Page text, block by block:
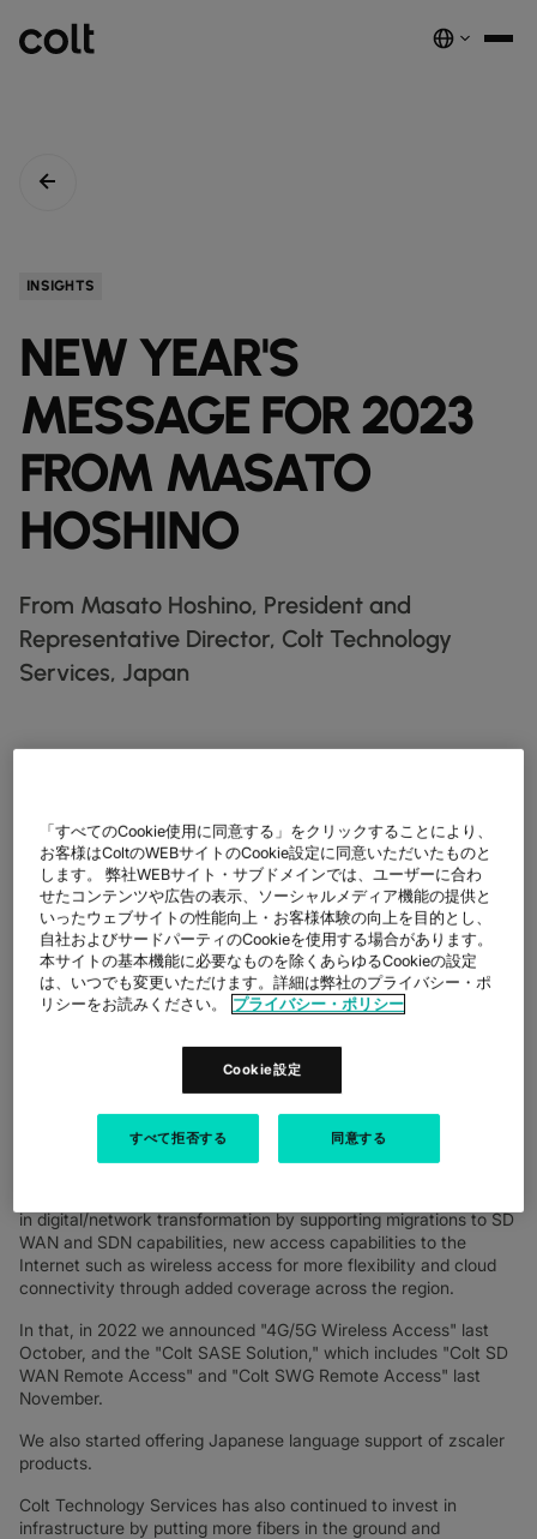
ダークファイバー
COLT WAVE(専用線)
卸売SIP
globe_book IPトランジット
map ネットワークマップ
docs データシート
デジタルエコシステムを、安全でインテリジェントな単一プラットフ
詳しく見る
NETWORK-AS-A-SERVICE
イーサネット
専用インターネットアクセス
ネットワークマップを見る
デジタル分野の導入事例
monitor キャピタル・マーケット
3p 通信
実績と成果
ン。
ソリューション
home_work 職場環境を変革する
cable インフラの最適化を実現
encrypted 未来を守る
業種別
pill
storefront リテール(小売)
ラックコロケーション
ケージコロケーション
接続サービス​
globe_book IP トランジット
イーサネット
AAS (オンデマンドサービス)
WANサービス​
IP VPN
マネージドLAN​
すべてのネットワークサービス
COLTのネットワーク​
fingerprint 会社概要
home 事業内容
map COLTのネットワーク
newsmode インサイト
auto_stories 顧客事例
ドキュメンテーション
docs データシート
podcasts
network_check ネットワークステータス
INSIGHTS
NEW YEAR'S
MESSAGE FOR 2023
FROM MASATO
HOSHINO
From Masato Hoshino, President and
Representative Director, Colt Technology
Services, Japan
We would like to cordially greet you on a New Year.
We would also like to thank our customers, partners, and other
stakeholders for their continued support to us during the past
year.
Last year was a year in which, along with the continuation of
remote and hybrid work due to the continued effects of the new
coronavirus that has yet to be contained and various other
geopolitical challenges that we face globally, the securing of
communications infrastructure became critical as ever in order
to live our lives and operate our businesses.
Through the year, we have seen the market continue to
progress efforts in digital transformation initiatives with heavier
in digital/network transformation by supporting migrations to SD
WAN and SDN capabilities, new access capabilities to the
Internet such as wireless access for more flexibility and cloud
connectivity through added coverage across the region.
In that, in 2022 we announced "4G/5G Wireless Access" last
October, and the "Colt SASE Solution," which includes "Colt SD
WAN Remote Access" and "Colt SWG Remote Access" last
November.
We also started offering Japanese language support of zscaler
products.
Colt Technology Services has also continued to invest in
infrastructure by putting more fibers in the ground and
「すべてのCookie使用に同意する」をクリックすることにより、
お客様はColtのWEBサイトのCookie設定に同意いただいたものと
します。 弊社WEBサイト・サブドメインでは、ユーザーに合わ
せたコンテンツや広告の表示、ソーシャルメディア機能の提供と
いったウェブサイトの性能向上・お客様体験の向上を目的とし、
自社およびサードパーティのCookieを使用する場合があります。
本サイトの基本機能に必要なものを除くあらゆるCookieの設定
は、いつでも変更いただけます。詳細は弊社のプライバシー・ポ
リシーをお読みください。
プライバシー・ポリシー
Cookie設定
すべて拒否する 同意する